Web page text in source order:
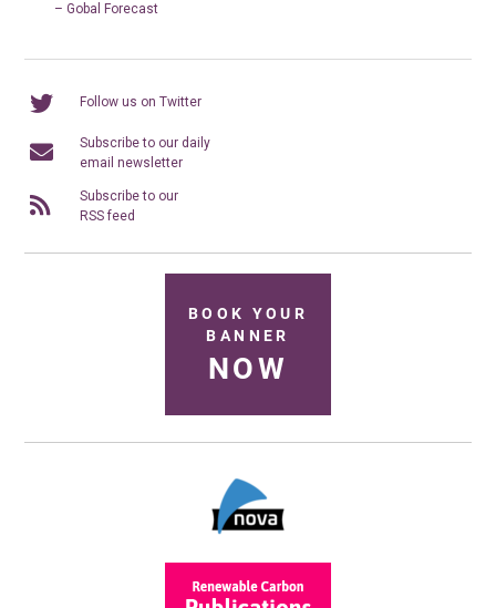
– Gobal Forecast
Follow us on Twitter
Subscribe to our daily
email newsletter
Subscribe to our
RSS feed
BOOK YOUR
BANNER
NOW